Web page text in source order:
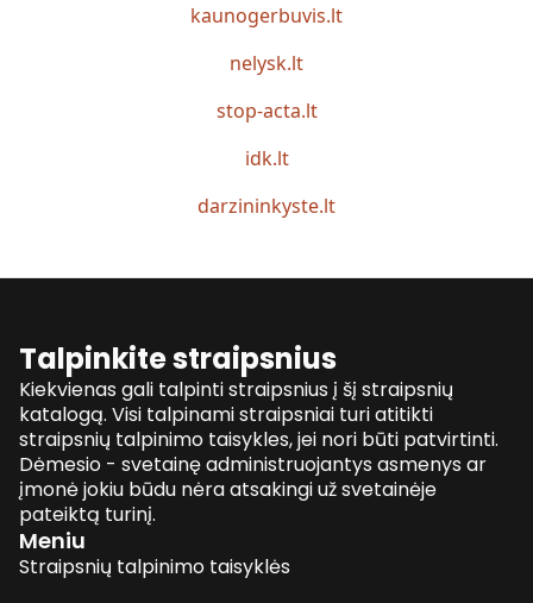
kaunogerbuvis.lt
nelysk.lt
stop-acta.lt
idk.lt
darzininkyste.lt
Talpinkite straipsnius
Kiekvienas gali talpinti straipsnius į šį straipsnių
katalogą. Visi talpinami straipsniai turi atitikti
straipsnių talpinimo taisykles, jei nori būti patvirtinti.
Dėmesio - svetainę administruojantys asmenys ar
įmonė jokiu būdu nėra atsakingi už svetainėje
pateiktą turinį.
Meniu
Straipsnių talpinimo taisyklės